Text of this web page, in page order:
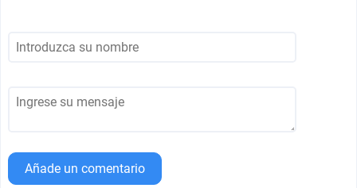
Añade un comentario